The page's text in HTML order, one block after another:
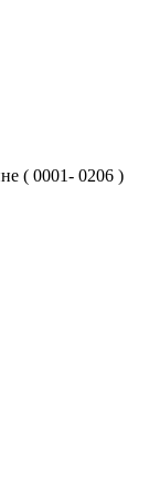
( 0001- 0206 )